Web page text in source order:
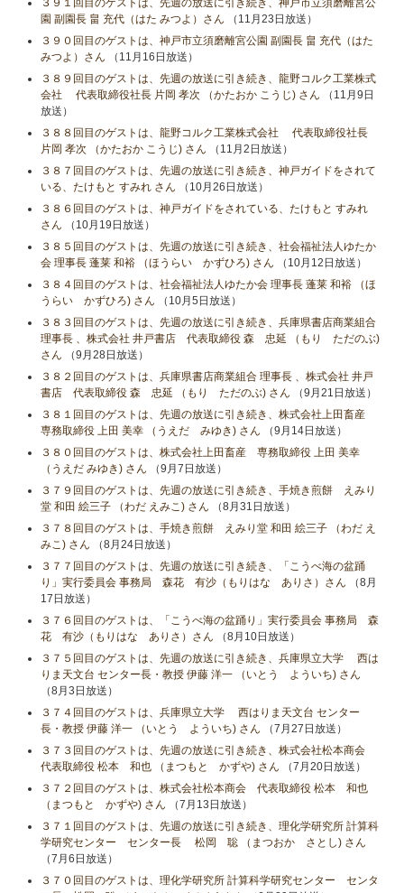
園 副園長 畠 充代（はた みつよ）さん （11月23日放送）
３９０回目のゲストは、神戸市立須磨離宮公園 副園長 畠 充代（はた
みつよ）さん （11月16日放送）
３８９回目のゲストは、先週の放送に引き続き、龍野コルク工業株式
会社 代表取締役社長 片岡 孝次 （かたおか こうじ) さん （11月9日
放送）
３８８回目のゲストは、龍野コルク工業株式会社 代表取締役社長
片岡 孝次 （かたおか こうじ) さん （11月2日放送）
３８７回目のゲストは、先週の放送に引き続き、神戸ガイドをされて
いる、たけもと すみれ さん （10月26日放送）
３８６回目のゲストは、神戸ガイドをされている、たけもと すみれ
さん （10月19日放送）
３８５回目のゲストは、先週の放送に引き続き、社会福祉法人ゆたか
会 理事長 蓬莱 和裕 （ほうらい かずひろ) さん （10月12日放送）
３８４回目のゲストは、社会福祉法人ゆたか会 理事長 蓬莱 和裕 （ほ
うらい かずひろ) さん （10月5日放送）
３８３回目のゲストは、先週の放送に引き続き、兵庫県書店商業組合
理事長 、株式会社 井戸書店 代表取締役 森 忠延 （もり ただのぶ)
さん （9月28日放送）
３８２回目のゲストは、兵庫県書店商業組合 理事長 、株式会社 井戸
書店 代表取締役 森 忠延 （もり ただのぶ) さん （9月21日放送）
３８１回目のゲストは、先週の放送に引き続き、株式会社上田畜産
専務取締役 上田 美幸 （うえだ みゆき) さん （9月14日放送）
３８０回目のゲストは、株式会社上田畜産 専務取締役 上田 美幸
（うえだ みゆき) さん （9月7日放送）
３７９回目のゲストは、先週の放送に引き続き、手焼き煎餅 えみり
堂 和田 絵三子 （わだ えみこ) さん （8月31日放送）
３７８回目のゲストは、手焼き煎餅 えみり堂 和田 絵三子 （わだ え
みこ) さん （8月24日放送）
３７７回目のゲストは、先週の放送に引き続き、「こうべ海の盆踊
り」実行委員会 事務局 森花 有沙（もりはな ありさ）さん （8月
17日放送）
３７６回目のゲストは、「こうべ海の盆踊り」実行委員会 事務局 森
花 有沙（もりはな ありさ）さん （8月10日放送）
３７５回目のゲストは、先週の放送に引き続き、兵庫県立大学 西は
りま天文台 センター長・教授 伊藤 洋一 （いとう よういち) さん
（8月3日放送）
３７４回目のゲストは、兵庫県立大学 西はりま天文台 センター
長・教授 伊藤 洋一 （いとう よういち) さん （7月27日放送）
３７３回目のゲストは、先週の放送に引き続き、株式会社松本商会
代表取締役 松本 和也 （まつもと かずや) さん （7月20日放送）
３７２回目のゲストは、株式会社松本商会 代表取締役 松本 和也
（まつもと かずや) さん （7月13日放送）
３７１回目のゲストは、先週の放送に引き続き、理化学研究所 計算科
学研究センター センター長 松岡 聡 （まつおか さとし) さん
（7月6日放送）
３７０回目のゲストは、理化学研究所 計算科学研究センター センタ